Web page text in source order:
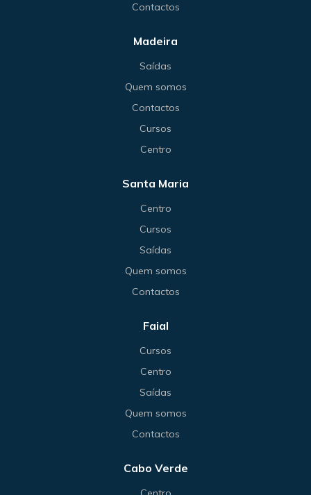
Contactos
Madeira
Saídas
Quem somos
Contactos
Cursos
Centro
Santa Maria
Centro
Cursos
Saídas
Quem somos
Contactos
Faial
Cursos
Centro
Saídas
Quem somos
Contactos
Cabo Verde